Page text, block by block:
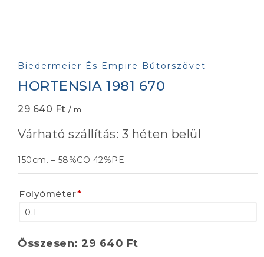
Biedermeier És Empire Bútorszövet
HORTENSIA 1981 670
29 640 Ft / m
Várható szállítás: 3 héten belül
150cm. – 58%CO 42%PE
Folyóméter*
Összesen: 29 640 Ft